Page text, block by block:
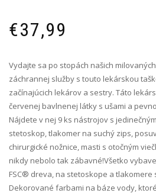
€37,99
Vydajte sa po stopách našich
záchrannej služby s touto lekárskou
začínajúcich lekárov a sestry. Táto
červenej bavlnenej látky s ušami a
Nájdete v nej 9 ks nástrojov s
stetoskop, tlakomer na suchý zips,
chirurgické nožnice, masti s otočným
nikdy nebolo tak zábavné!Všetko
FSC® dreva, na stetoskope a tlakomere
Dekorované farbami na báze vody,